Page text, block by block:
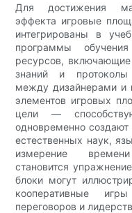
Для достижения
эффекта игровые
интегрированы в
программы
ресурсов,
знаний и протоколы
между дизайнерами и
элементов игровых
цели —
одновременно создают
естественных наук,
измерение
становится
блоки могут
кооперативные
переговоров и